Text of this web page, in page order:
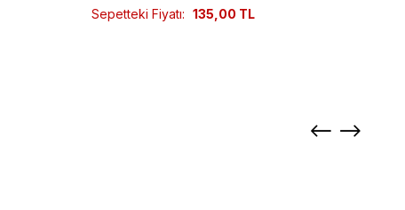
Sepetteki Fiyatı: 135,00 TL